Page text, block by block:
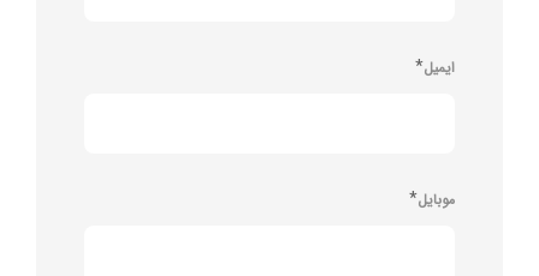
ایمیل*
موبایل*